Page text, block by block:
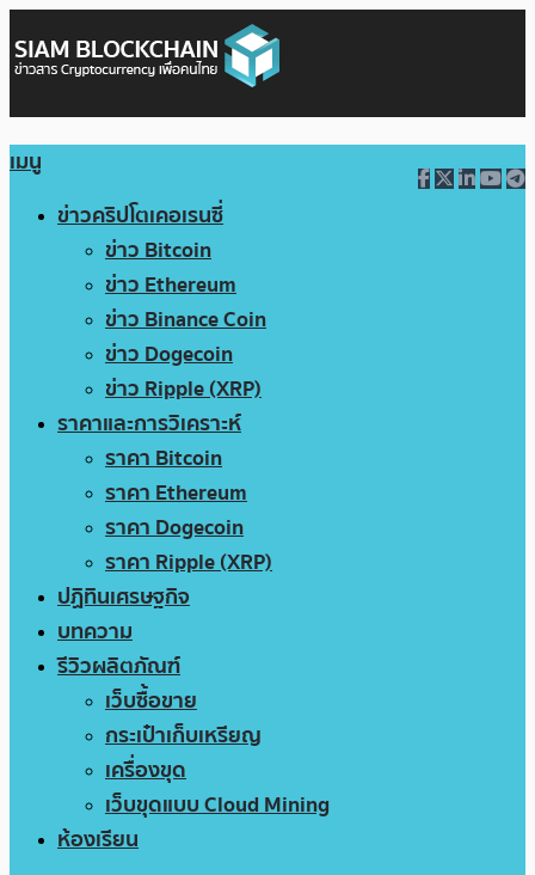
เมนู
ข่าวคริปโตเคอเรนซี่
ข่าว Bitcoin
ข่าว Ethereum
ข่าว Binance Coin
ข่าว Dogecoin
ข่าว Ripple (XRP)
ราคาและการวิเคราะห์
ราคา Bitcoin
ราคา Ethereum
ราคา Dogecoin
ราคา Ripple (XRP)
ปฏิทินเศรษฐกิจ
บทความ
รีวิวผลิตภัณฑ์
เว็บซื้อขาย
กระเป๋าเก็บเหรียญ
เครื่องขุด
เว็บขุดแบบ Cloud Mining
ห้องเรียน